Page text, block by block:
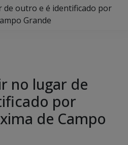
outro e é identificado por
Grande
no lugar de
por
de Campo